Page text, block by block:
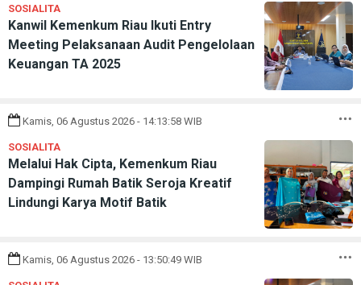
SOSIALITA
Kanwil Kemenkum Riau Ikuti Entry
Meeting Pelaksanaan Audit Pengelolaan
Keuangan TA 2025
Kamis, 06 Agustus 2026 - 14:13:58 WIB
SOSIALITA
Melalui Hak Cipta, Kemenkum Riau
Dampingi Rumah Batik Seroja Kreatif
Lindungi Karya Motif Batik
Kamis, 06 Agustus 2026 - 13:50:49 WIB